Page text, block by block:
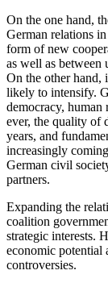
On the one hand,
German relations
form of new
as well as between
On the other hand,
likely to intensify.
democracy,
ever, the quality of
years, and
increasingly
German civil
partners.
Expanding the
coalition
strategic interests.
economic potential
controversies.